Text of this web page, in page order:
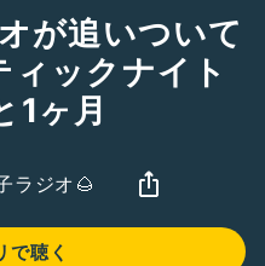
が追いついて
ィックナイト
1ヶ月
ラジオ🌰
で聴く